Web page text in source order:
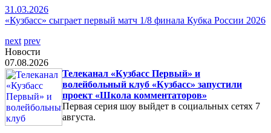
31.03.2026
«Кузбасс» сыграет первый матч 1/8 финала Кубка России 2026
next prev
Новости
07.08.2026
Телеканал «Кузбасс Первый» и
волейбольный клуб «Кузбасс» запустили
проект «Школа комментаторов»
Первая серия шоу выйдет в социальных сетях 7
августа.